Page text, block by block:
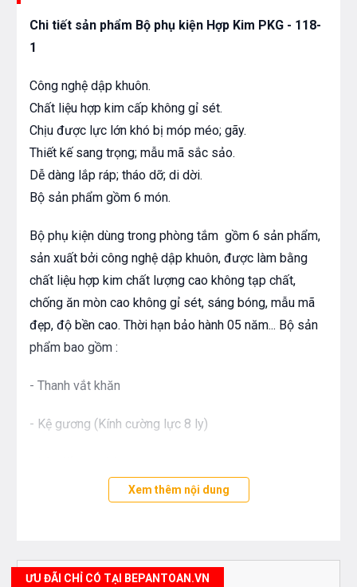
Chi tiết sản phẩm Bộ phụ kiện Hợp Kim PKG - 118-
1
Công nghệ dập khuôn.
Chất liệu hợp kim cấp không gỉ sét.
Chịu được lực lớn khó bị móp méo; gãy.
Thiết kế sang trọng; mẫu mã sắc sảo.
Dễ dàng lắp ráp; tháo dỡ; di dời.
Bộ sản phẩm gồm 6 món.
Bộ phụ kiện dùng trong phòng tắm gồm 6 sản phẩm,
sản xuất bởi công nghệ dập khuôn, được làm bằng
chất liệu hợp kim chất lượng cao không tạp chất,
chống ăn mòn cao không gỉ sét, sáng bóng, mẫu mã
đẹp, độ bền cao. Thời hạn bảo hành 05 năm... Bộ sản
phẩm bao gồm :
- Thanh vắt khăn
- Kệ gương (Kính cường lực 8 ly)
- Móc treo
Xem thêm nội dung
ƯU ĐÃI CHỈ CÓ TẠI BEPANTOAN.VN